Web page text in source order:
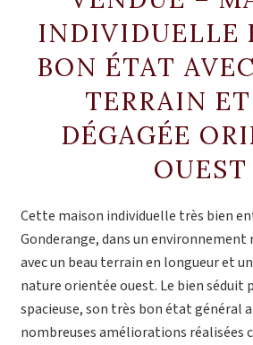
INDIVIDUELLE
BON ÉTAT
TERRAIN
DÉGAGÉE
OUEST
Cette maison individuelle très bien
Gonderange, dans un
avec un beau terrain en longueur et
nature orientée ouest. Le bien séduit
spacieuse, son très bon état général
nombreuses améliorations réalisées